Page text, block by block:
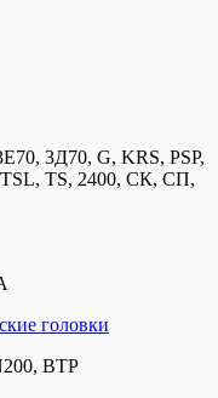
3Д70, G, KRS, PSP,
TSL, TS, 2400, СК, СП,
головки
ВТР